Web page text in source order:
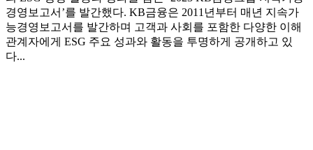
경영보고서’를 발간했다. KB금융은 2011년부터 매년 지속가
능경영보고서를 발간하며 고객과 사회를 포함한 다양한 이해
관계자에게 ESG 주요 성과와 활동을 투명하게 공개하고 있
다...